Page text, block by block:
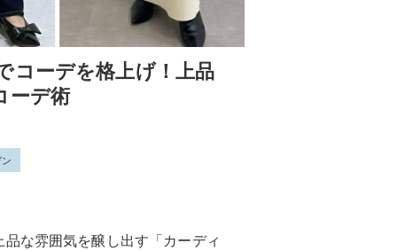
コーデを格上げ！上品
ーデ術
な雰囲気を醸し出す「カーディ